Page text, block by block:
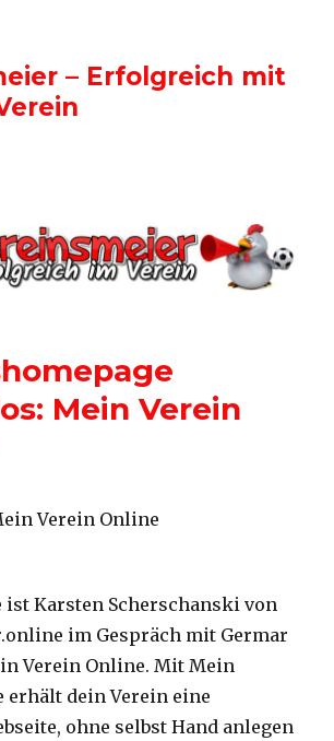
– Erfolgreich mit
Mein Verein
ist Karsten Scherschanski von
im Gespräch mit Germar
Verein Online. Mit Mein
erhält dein Verein eine
ohne selbst Hand anlegen